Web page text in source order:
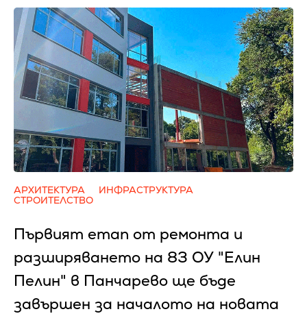
АРХИТЕКТУРА
ИНФРАСТРУКТУРА
СТРОИТЕЛСТВО
Първият етап от ремонта и
разширяването на 83 ОУ "Елин
Пелин" в Панчарево ще бъде
завършен за началото на новата